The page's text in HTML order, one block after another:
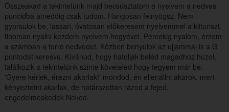
Összeakad a tekintetünk majd becsúsztatom a nyelvem a nedves
puncidba ameddig csak tudom. Hangosan felnyögsz. Nem
gyorsulok be, lassan, óvatosan előkeresem nyelvemmel a klitoriszt,
finoman nyalni kezdem nyelvem hegyével. Percekig nyalom, érzem
a számban a forró nedvedet. Közben benyúlok az ujjammal is a G
pontodat keresve. Kívánod, hogy hatoljak beléd magadhoz húzol,
találkozik a tekintetünk szinte követeled hogy tegyem már be.
'Gyere kérlek, érezni akarlak!' mondod, én ellenállni akarok, mert
kényeztetni akarlak, de határozottan rázod a fejed,
engedelmeskedek Neked.